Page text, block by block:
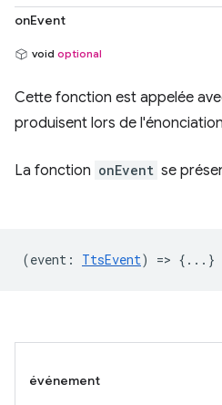
onEvent
void optional
Cette fonction est appelée
produisent lors de
La fonction onEvent se
(event : TtsEvent) => {...}
événement